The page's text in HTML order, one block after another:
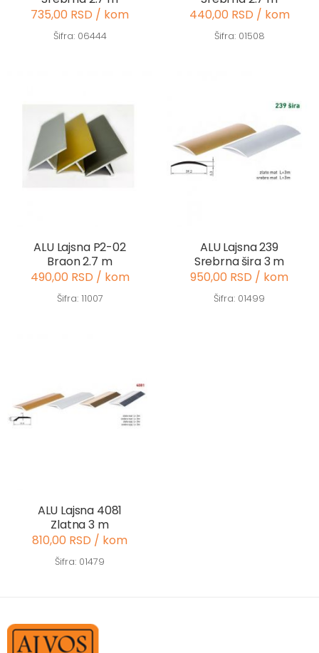
735,00 RSD / kom
Šifra: 06444
440,00 RSD / kom
Šifra: 01508
ALU Lajsna P2-02
Braon 2.7 m
490,00 RSD / kom
Šifra: 11007
ALU Lajsna 239
Srebrna šira 3 m
950,00 RSD / kom
Šifra: 01499
ALU Lajsna 4081
Zlatna 3 m
810,00 RSD / kom
Šifra: 01479